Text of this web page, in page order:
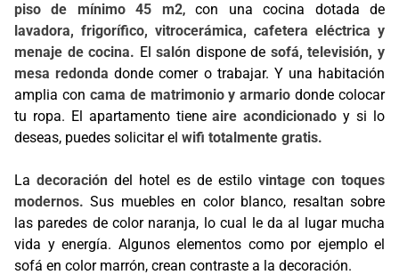
piso de mínimo 45 m2, con una cocina dotada de
lavadora, frigorífico, vitrocerámica, cafetera eléctrica y
menaje de cocina. Elsalón dispone de sofá, televisión, y
mesa redonda donde comer o trabajar. Y una habitación
amplia con cama de matrimonio y armario donde colocar
tu ropa. El apartamento tieneaire acondicionadoy si lo
deseas, puedes solicitar el wifi totalmente gratis.
La decoración del hotel es de estilo vintage con toques
modernos.Sus muebles en color blanco, resaltan sobre
las paredes de color naranja, lo cual le da al lugar mucha
vida y energía. Algunos elementos como por ejemplo el
sofá en color marrón, crean contraste a la decoración.